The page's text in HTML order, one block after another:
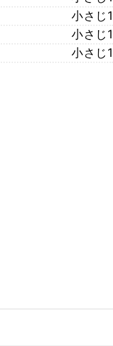
小さじ1
小さじ1
小さじ1